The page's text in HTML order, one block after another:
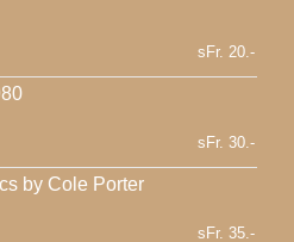
sFr. 20.-
sFr. 30.-
by Cole Porter
sFr. 35.-